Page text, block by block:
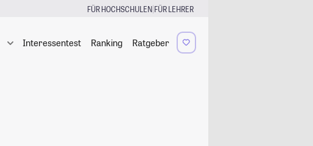
FÜR HOCHSCHULEN|FÜR LEHRER
Interessentest Ranking Ratgeber